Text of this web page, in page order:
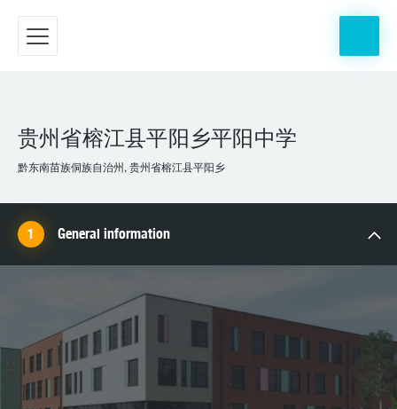
贵州省榕江县平阳乡平阳中学
黔东南苗族侗族自治州, 贵州省榕江县平阳乡
General information